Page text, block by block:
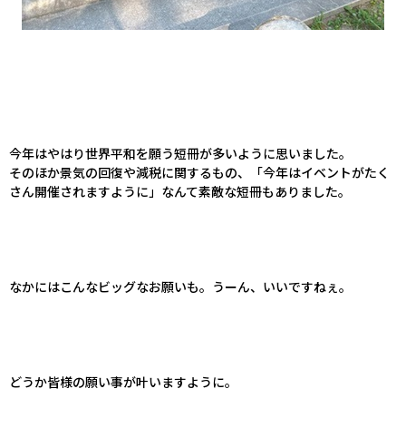
今年はやはり世界平和を願う短冊が多いように思いました。
そのほか景気の回復や減税に関するもの、「今年はイベントがたく
さん開催されますように」なんて素敵な短冊もありました。
なかにはこんなビッグなお願いも。うーん、いいですねぇ。
どうか皆様の願い事が叶いますように。